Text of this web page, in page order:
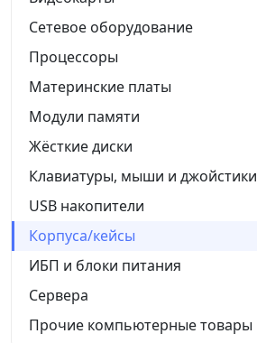
Сетевое оборудование
Процессоры
Материнские платы
Модули памяти
Жёсткие диски
Клавиатуры, мыши и джойстики
USB накопители
Корпуса/кейсы
ИБП и блоки питания
Сервера
Прочие компьютерные товары